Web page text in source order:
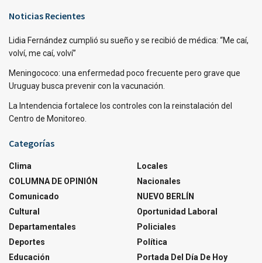
Noticias Recientes
Lidia Fernández cumplió su sueño y se recibió de médica: “Me caí,
volví, me caí, volví”
Meningococo: una enfermedad poco frecuente pero grave que
Uruguay busca prevenir con la vacunación.
La Intendencia fortalece los controles con la reinstalación del
Centro de Monitoreo.
Categorías
Clima
COLUMNA DE OPINIÓN
Comunicado
Cultural
Departamentales
Deportes
Educación
Locales
Nacionales
NUEVO BERLÍN
Oportunidad Laboral
Policiales
Política
Portada Del Día De Hoy